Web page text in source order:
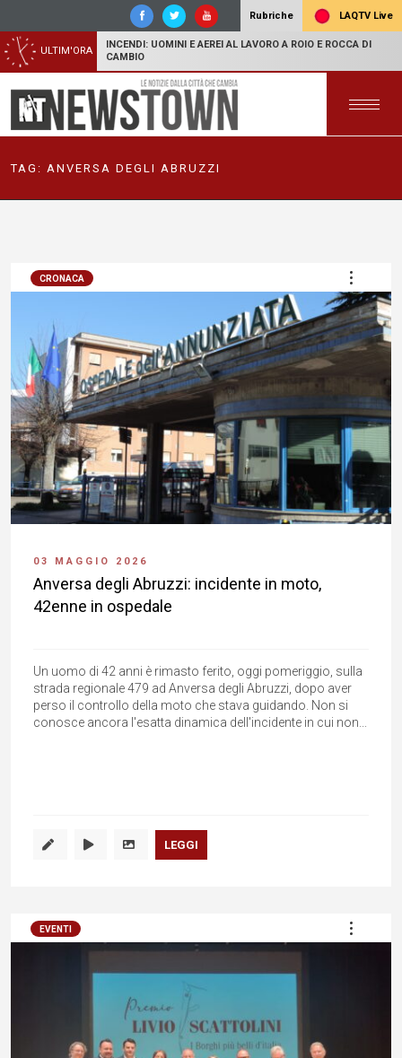
Rubriche LAQTV Live
ULTIM'ORA
INCENDI: UOMINI E AEREI AL LAVORO A ROIO E ROCCA DI
CAMBIO
TAG: ANVERSA DEGLI ABRUZZI
CRONACA
03 MAGGIO 2026
Anversa degli Abruzzi: incidente in moto,
42enne in ospedale
Un uomo di 42 anni è rimasto ferito, oggi pomeriggio, sulla
strada regionale 479 ad Anversa degli Abruzzi, dopo aver
perso il controllo della moto che stava guidando. Non si
conosce ancora l'esatta dinamica dell'incidente in cui non...
LEGGI
EVENTI